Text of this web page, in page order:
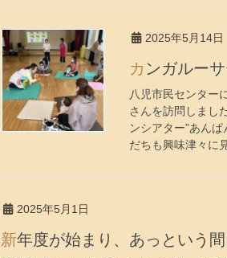
2025年5月14日
カンガルー
八児市民センター
さんを訪問しまし
ンシアター”あん
だちも興味津々
2025年5月1日
新年度が始まり、あっという